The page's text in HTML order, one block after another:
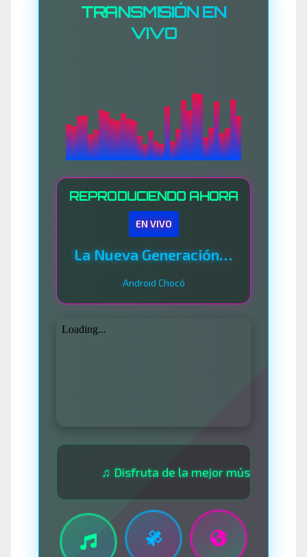
TRANSMISIÓN EN
VIVO
REPRODUCIENDO AHORA
EN VIVO
La Nueva Generación Del Sistema
Android Chocó
♫ Disfruta de la mejor música las 24 horas